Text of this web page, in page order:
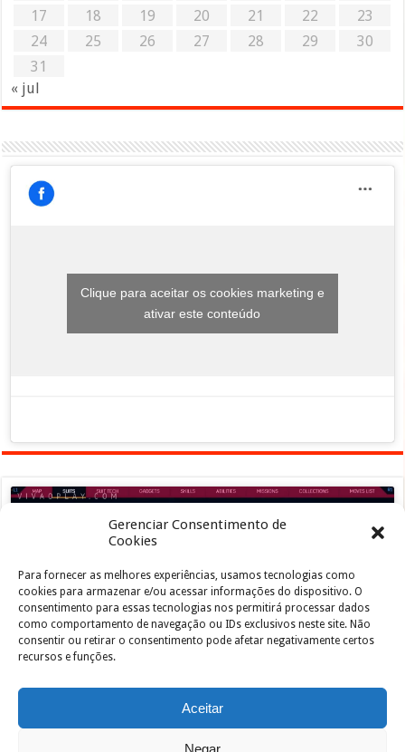
Gerenciar Consentimento de
Cookies
Para fornecer as melhores experiências, usamos tecnologias como
cookies para armazenar e/ou acessar informações do dispositivo. O
consentimento para essas tecnologias nos permitirá processar dados
como comportamento de navegação ou IDs exclusivos neste site. Não
consentir ou retirar o consentimento pode afetar negativamente certos
recursos e funções.
Aceitar
Negar
17
18 19 20 21 22
23
24
25 26 27 28 29
30
31
« jul
Clique para aceitar os cookies marketing e
ativar este conteúdo
Clique para aceitar os cookies marketing e
ativar este conteúdo